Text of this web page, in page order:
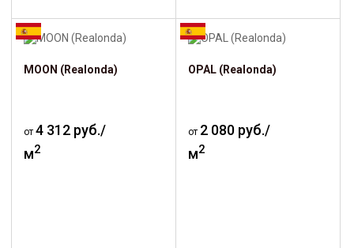
MOON (Realonda)
от 4 312 руб./
м2
OPAL (Realonda)
от 2 080 руб./
м2